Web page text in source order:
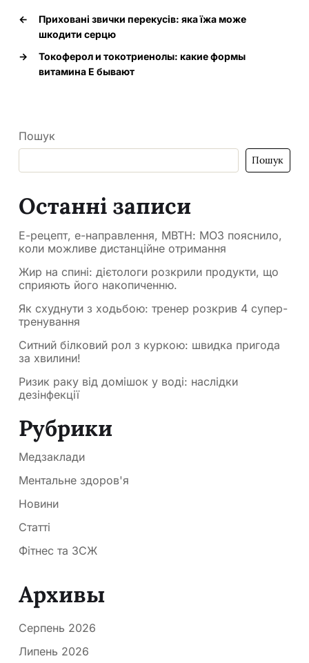
←
Приховані звички перекусів: яка їжа може
шкодити серцю
→
Токоферол и токотриенолы: какие формы
витамина Е бывают
Пошук
Пошук
Останні записи
Е-рецепт, е-направлення, МВТН: МОЗ пояснило,
коли можливе дистанційне отримання
Жир на спині: дієтологи розкрили продукти, що
сприяють його накопиченню.
Як схуднути з ходьбою: тренер розкрив 4 супер-
тренування
Ситний білковий рол з куркою: швидка пригода
за хвилини!
Ризик раку від домішок у воді: наслідки
дезінфекції
Рубрики
Медзаклади
Ментальне здоров'я
Новини
Статті
Фітнес та ЗСЖ
Архивы
Серпень 2026
Липень 2026